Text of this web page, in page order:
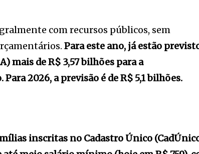
com recursos públicos, sem
Para este ano, já estão
mais de R$ 3,57 bilhões para a
2026, a previsão é de R$ 5,1 bilhões.
inscritas no Cadastro Único